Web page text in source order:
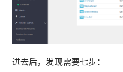
进去后，发现需要七步：